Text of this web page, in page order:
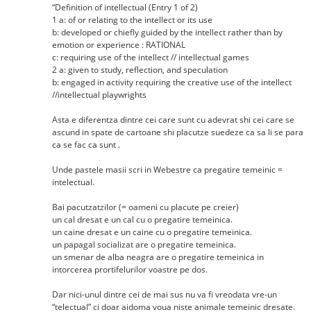
“Definition of intellectual (Entry 1 of 2)
1 a: of or relating to the intellect or its use
b: developed or chiefly guided by the intellect rather than by
emotion or experience : RATIONAL
c: requiring use of the intellect // intellectual games
2 a: given to study, reflection, and speculation
b: engaged in activity requiring the creative use of the intellect
//intellectual playwrights
Asta e diferentza dintre cei care sunt cu adevrat shi cei care se
ascund in spate de cartoane shi placutze suedeze ca sa li se para
ca se fac ca sunt .
Unde pastele masii scri in Webestre ca pregatire temeinic =
intelectual.
Bai pacutzatzilor (= oameni cu placute pe creier)
un cal dresat e un cal cu o pregatire temeinica.
un caine dresat e un caine cu o pregatire temeinica.
un papagal socializat are o pregatire temeinica.
un smenar de alba neagra are o pregatire temeinica in
intorcerea prortifelurilor voastre pe dos.
Dar nici-unul dintre cei de mai sus nu va fi vreodata vre-un
“telectual” ci doar aidoma voua niste animale temeinic dresate.